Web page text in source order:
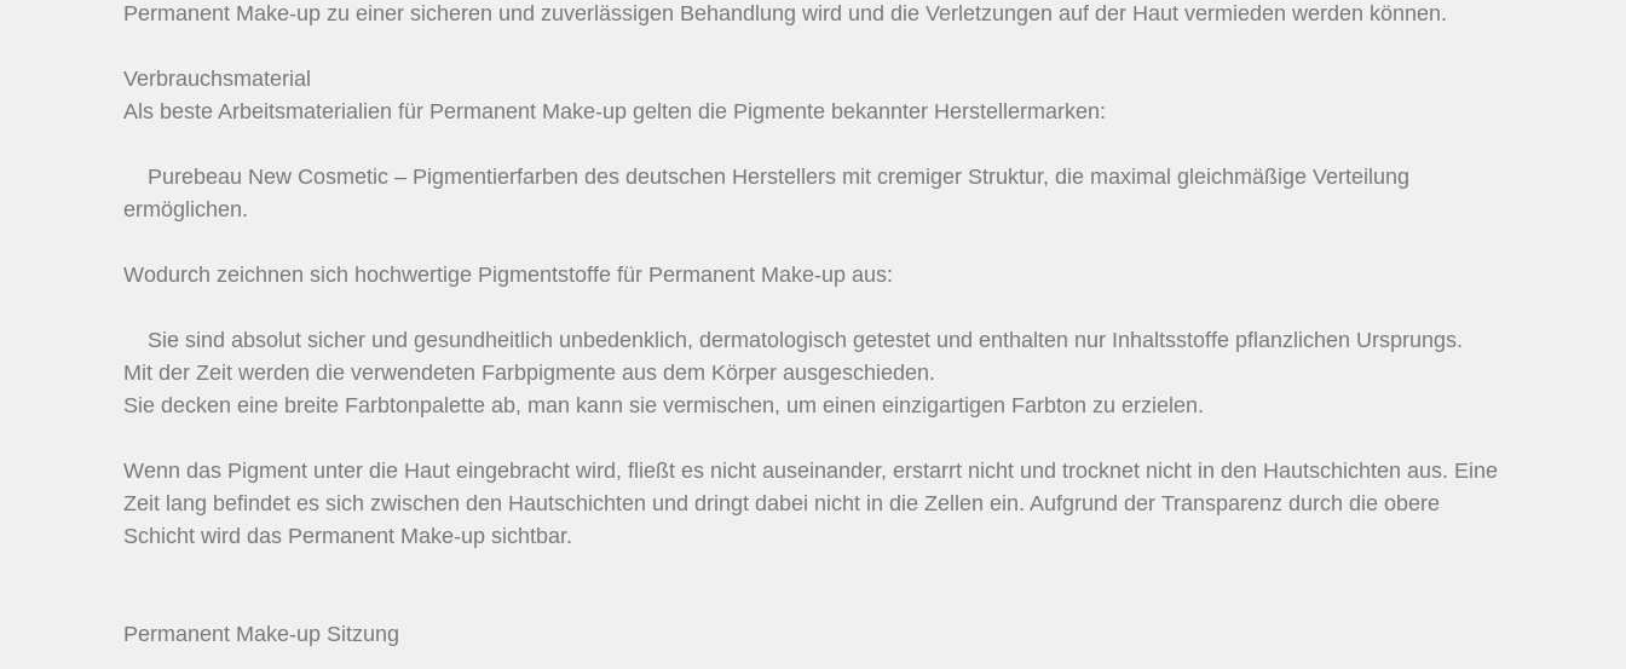
Permanent Make-up zu einer sicheren und zuverlässigen Behandlung wird und die Verletzungen auf der Haut vermieden werden können.
Verbrauchsmaterial
Als beste Arbeitsmaterialien für Permanent Make-up gelten die Pigmente bekannter Herstellermarken:
Purebeau New Cosmetic – Pigmentierfarben des deutschen Herstellers mit cremiger Struktur, die maximal gleichmäßige Verteilung
ermöglichen.
Wodurch zeichnen sich hochwertige Pigmentstoffe für Permanent Make-up aus:
Sie sind absolut sicher und gesundheitlich unbedenklich, dermatologisch getestet und enthalten nur Inhaltsstoffe pflanzlichen Ursprungs.
Mit der Zeit werden die verwendeten Farbpigmente aus dem Körper ausgeschieden.
Sie decken eine breite Farbtonpalette ab, man kann sie vermischen, um einen einzigartigen Farbton zu erzielen.
Wenn das Pigment unter die Haut eingebracht wird, fließt es nicht auseinander, erstarrt nicht und trocknet nicht in den Hautschichten aus. Eine
Zeit lang befindet es sich zwischen den Hautschichten und dringt dabei nicht in die Zellen ein. Aufgrund der Transparenz durch die obere
Schicht wird das Permanent Make-up sichtbar.
Permanent Make-up Sitzung